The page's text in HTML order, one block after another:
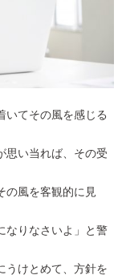
てその風を感じる
思い当れば、その受
の風を客観的に見
なりなさいよ」と警
うけとめて、方針を